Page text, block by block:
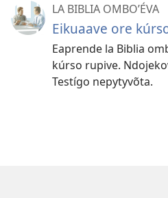
LA BIBLIA OMBOʼÉVA
Eikuaave ore
Eaprende la Biblia
kúrso rupive.
Testígo nepytyvõta.